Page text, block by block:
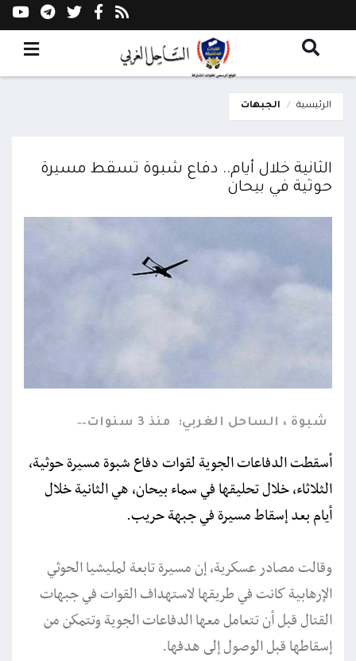
الرئيسية الجبهات
الثانية خلال أيام.. دفاع شبوة تسقط مسيرة
حوثية في بيحان
شبوة ، الساحل الغربي: منذ 3 سنوات
أسقطت الدفاعات الجوية لقوات دفاع شبوة مسيرة حوثية،
الثلاثاء، خلال تحليقها في سماء بيحان، هي الثانية خلال
أيام بعد إسقاط مسيرة في جبهة حريب.
وقالت مصادر عسكرية، إن مسيرة تابعة لمليشيا الحوثي
الإرهابية كانت في طريقها لاستهداف القوات في جبهات
القتال قبل أن تتعامل معها الدفاعات الجوية وتتمكن من
إسقاطها قبل الوصول إلى هدفها.